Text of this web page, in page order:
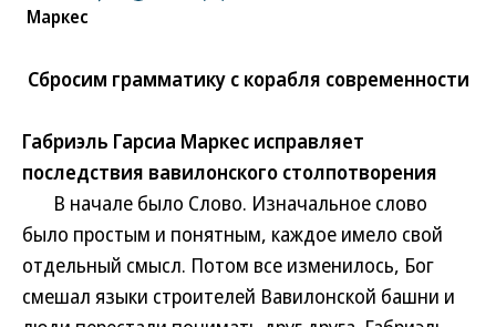
Маркес
Сбросим грамматику с корабля современности
Габриэль Гарсиа Маркес исправляет
последствия вавилонского столпотворения
В начале было Слово. Изначальное слово
было простым и понятным, каждое имело свой
отдельный смысл. Потом все изменилось, Бог
смешал языки строителей Вавилонской башни и